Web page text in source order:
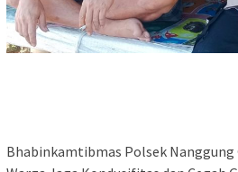
Bhabinkamtibmas Polsek Nanggung